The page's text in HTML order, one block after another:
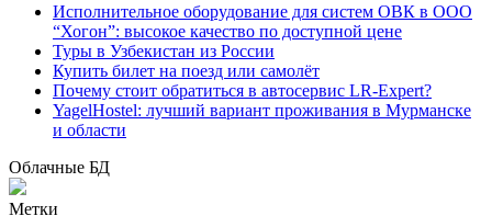
Исполнительное оборудование для систем ОВК в ООО
“Хогон”: высокое качество по доступной цене
Туры в Узбекистан из России
Купить билет на поезд или самолёт
Почему стоит обратиться в автосервис LR-Expert?
YagelHostel: лучший вариант проживания в Мурманске
и области
Облачные БД
Метки